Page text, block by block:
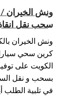
سحب نقل
ونش الخيران
كرين سحي
الكويت على
بسحب و نقل
في تلبية الطلب